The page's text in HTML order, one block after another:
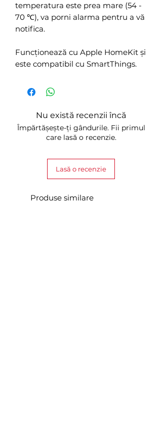
temperatura este prea mare (54 -
70 ℃), va porni alarma pentru a vă
notifica.
Funcționează cu Apple HomeKit și
este compatibil cu SmartThings.
Nu există recenzii încă
Împărtășește-ți gândurile. Fii primul
care lasă o recenzie.
Lasă o recenzie
Produse similare